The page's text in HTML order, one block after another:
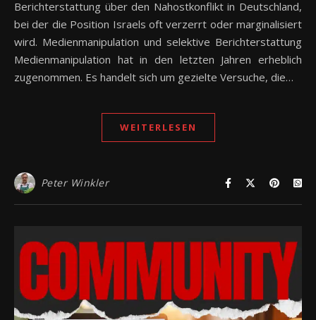
Berichterstattung über den Nahostkonflikt in Deutschland,
bei der die Position Israels oft verzerrt oder marginalisiert
wird. Medienmanipulation und selektive Berichterstattung
Medienmanipulation hat in den letzten Jahren erheblich
zugenommen. Es handelt sich um gezielte Versuche, die…
WEITERLESEN
Peter Winkler